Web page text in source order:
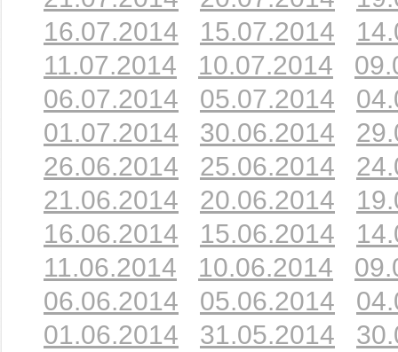
16.07.2014
15.07.2014
11.07.2014
10.07.2014
06.07.2014
05.07.2014
01.07.2014
30.06.2014
26.06.2014
25.06.2014
21.06.2014
20.06.2014
16.06.2014
15.06.2014
11.06.2014
10.06.2014
06.06.2014
05.06.2014
01.06.2014
31.05.2014